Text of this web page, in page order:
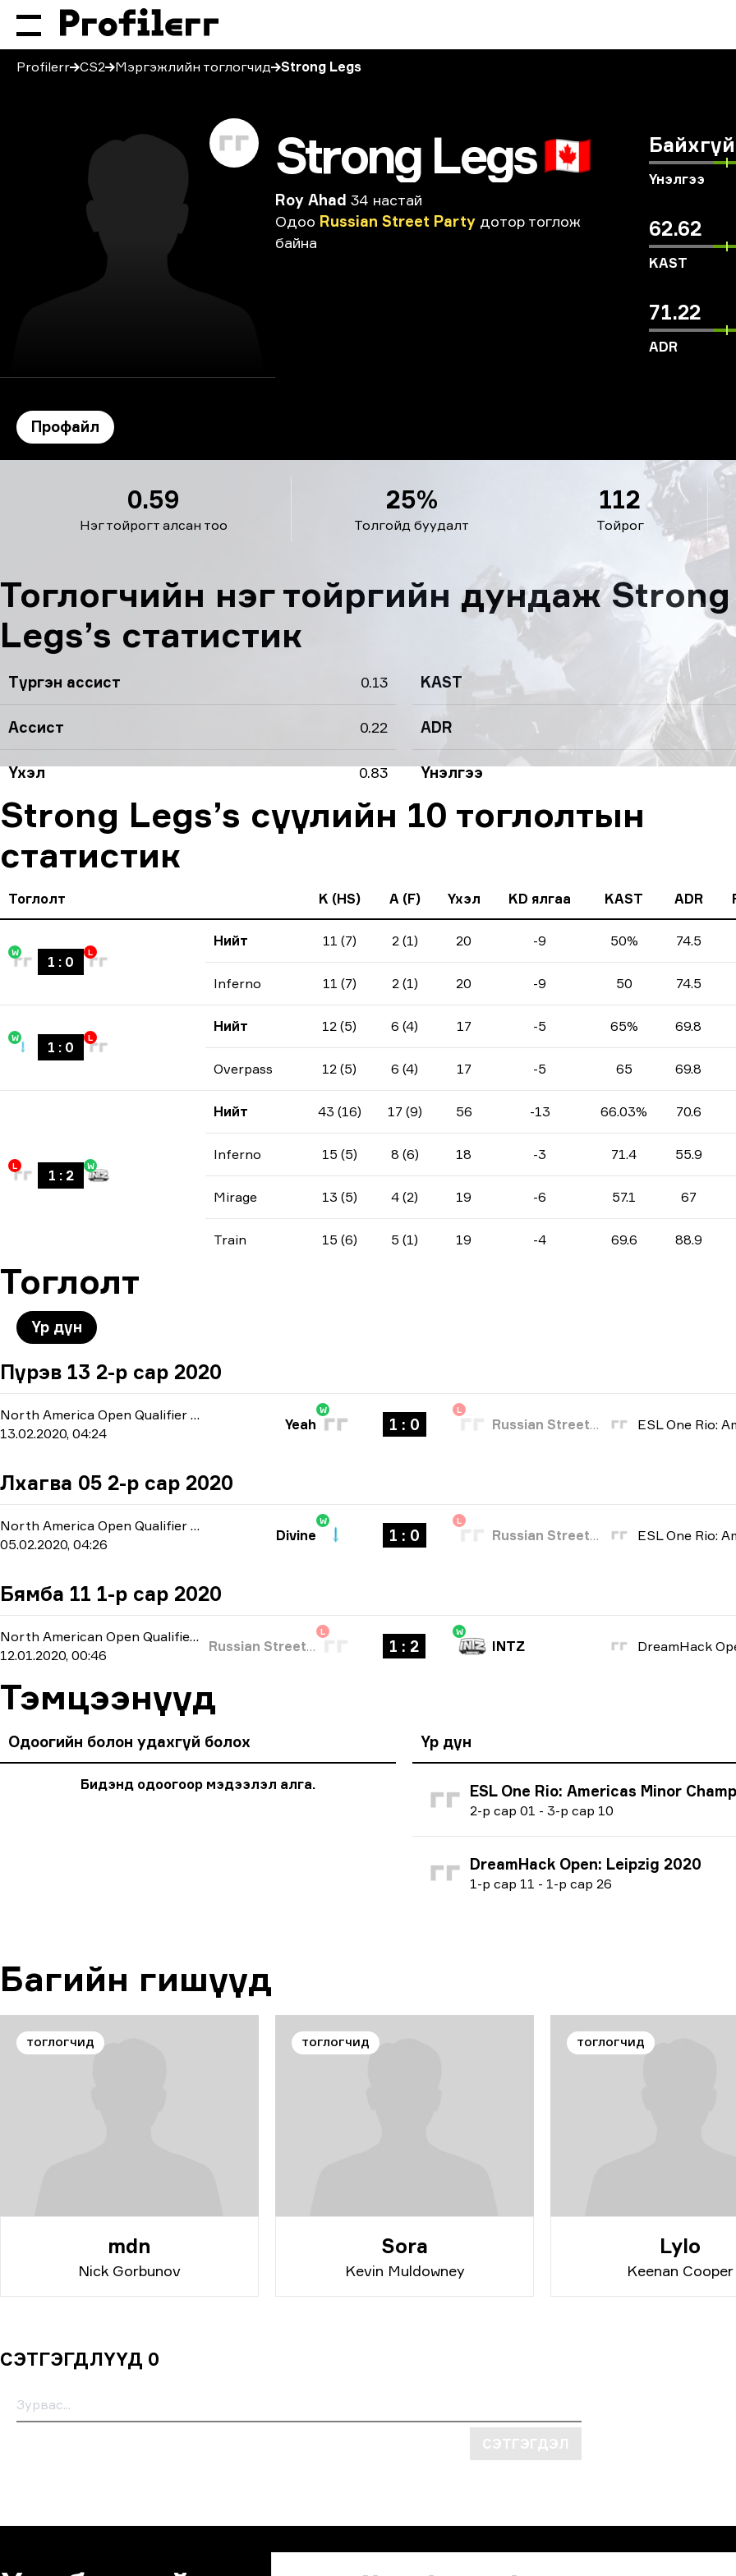
Profilerr CS2 Мэргэжлийн тоглогчид Strong Legs
Strong Legs🇨🇦
Roy Ahad 34 настай
Одоо Russian Street Party дотор тоглож
байна
Байхгүй
Үнэлгээ
62.62
KAST
71.22
ADR
Профайл
Нэг тойрогт алсан тоо
0.59
Толгойд буудалт
25%
Тойрог
112
Тоглогчийн нэг тойргийн дундаж Strong
Legs’s статистик
Түргэн ассист 0.13 KAST
Ассист 0.22 ADR
Үхэл 0.83 Үнэлгээ
Strong Legs’s сүүлийн 10 тоглолтын
статистик
Тоглолт K (HS) A (F) Үхэл KD ялгаа KAST ADR
W
1 : 0
L
Нийт 11 (7) 2 (1) 20 -9 50% 74.5
Inferno 11 (7) 2 (1) 20 -9 50 74.5
W
1 : 0
L
Нийт 12 (5) 6 (4) 17 -5 65% 69.8
Overpass 12 (5) 6 (4) 17 -5 65 69.8
L
1 : 2
W
Нийт 43 (16) 17 (9) 56 -13 66.03% 70.6
Inferno 15 (5) 8 (6) 18 -3 71.4 55.9
Mirage 13 (5) 4 (2) 19 -6 57.1 67
Train 15 (6) 5 (1) 19 -4 69.6 88.9
Тоглолт
Үр дүн
Пүрэв 13 2-р сар 2020
North America Open Qualifier 4
13.02.2020, 04:24
W
Yeah 1 : 0
L
Russian Street Party
Лхагва 05 2-р сар 2020
North America Open Qualifier 2 -
05.02.2020, 04:26
W
Divine 1 : 0
L
Russian Street Party
Бямба 11 1-р сар 2020
North American Open Qualifier -
12.01.2020, 00:46
L
Russian Street Party 1 : 2
W
INTZ
Тэмцээнүүд
Одоогийн болон удахгүй болох
Бидэнд одоогоор мэдээлэл алга.
Үр дүн
ESL One Rio: Americas Minor Championship
2-р сар 01 - 3-р сар 10
DreamHack Open: Leipzig 2020
1-р сар 11 - 1-р сар 26
Багийн гишүүд
ТОГЛОГЧИД
mdn
Nick Gorbunov
ТОГЛОГЧИД
Sora
Kevin Muldowney
ТОГЛОГЧИД
Lylo
Keenan Cooper
СЭТГЭГДЛҮҮД 0
СЭТГЭГДЭЛ